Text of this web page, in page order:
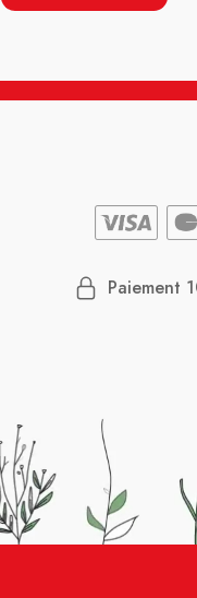
Paiement